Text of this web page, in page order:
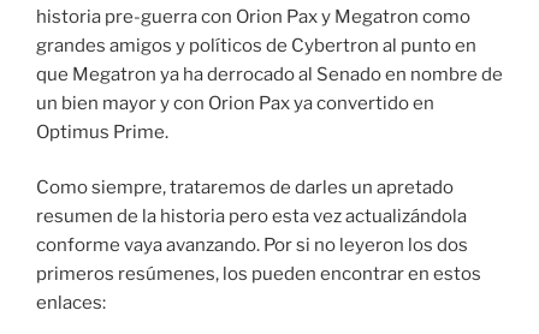
historia pre-guerra con Orion Pax y Megatron como
grandes amigos y políticos de Cybertron al punto en
que Megatron ya ha derrocado al Senado en nombre de
un bien mayor y con Orion Pax ya convertido en
Optimus Prime.
Como siempre, trataremos de darles un apretado
resumen de la historia pero esta vez actualizándola
conforme vaya avanzando. Por si no leyeron los dos
primeros resúmenes, los pueden encontrar en estos
enlaces: